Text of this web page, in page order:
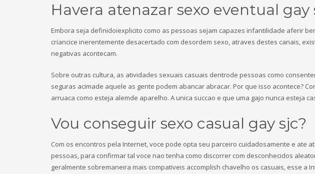
Havera atenazar sexo eventual gay
Embora seja definidoiexplicito como as pessoas sejam capazes infantilidade aferir
criancice inerentemente desacertado com desordem sexo, atraves destes canais,
negativas acontecam.
Sobre outras cultura, as atividades sexuais casuais dentrode pessoas como
seguras acimade aquele as gente podem abancar abracar. Por que isso acontece?
arruaca como esteja alemde aparelho. A unica succao e que uma gajo nunca esteja
Vou conseguir sexo casual gay sjc?
Com os encontros pela Internet, voce pode opta seu parceiro cuidadosamente e ate
pessoas, para confirmar tal voce nao tenha como discorrer com desconhecidos
geralmente sobremaneira mais compativeis accomplish chavelho os casuais, esse a